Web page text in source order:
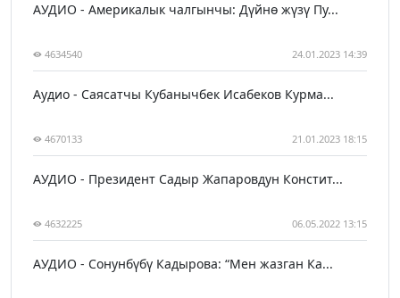
АУДИО - Америкалык чалгынчы: Дүйнө жүзү Пу...
4634540 24.01.2023 14:39
Аудио - Саясатчы Кубанычбек Исабеков Курма...
4670133 21.01.2023 18:15
АУДИО - Президент Садыр Жапаровдун Констит...
4632225 06.05.2022 13:15
АУДИО - Сонунбүбү Кадырова: “Мен жазган Ка...